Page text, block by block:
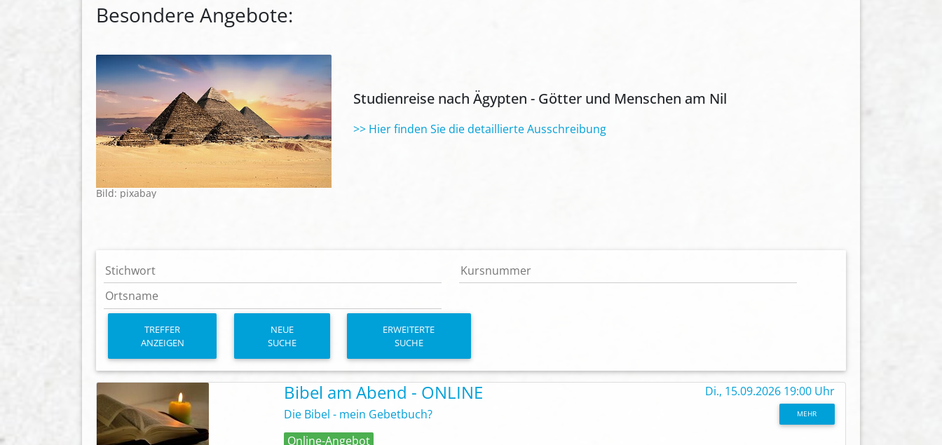
Besondere Angebote:
Bild: pixabay
Studienreise nach Ägypten - Götter und Menschen am Nil
>> Hier finden Sie die detaillierte Ausschreibung
TREFFER
ANZEIGEN
NEUE
SUCHE
ERWEITERTE
SUCHE
Bibel am Abend - ONLINE
Die Bibel - mein Gebetbuch?
Online-Angebot
Di., 15.09.2026 19:00 Uhr
MEHR